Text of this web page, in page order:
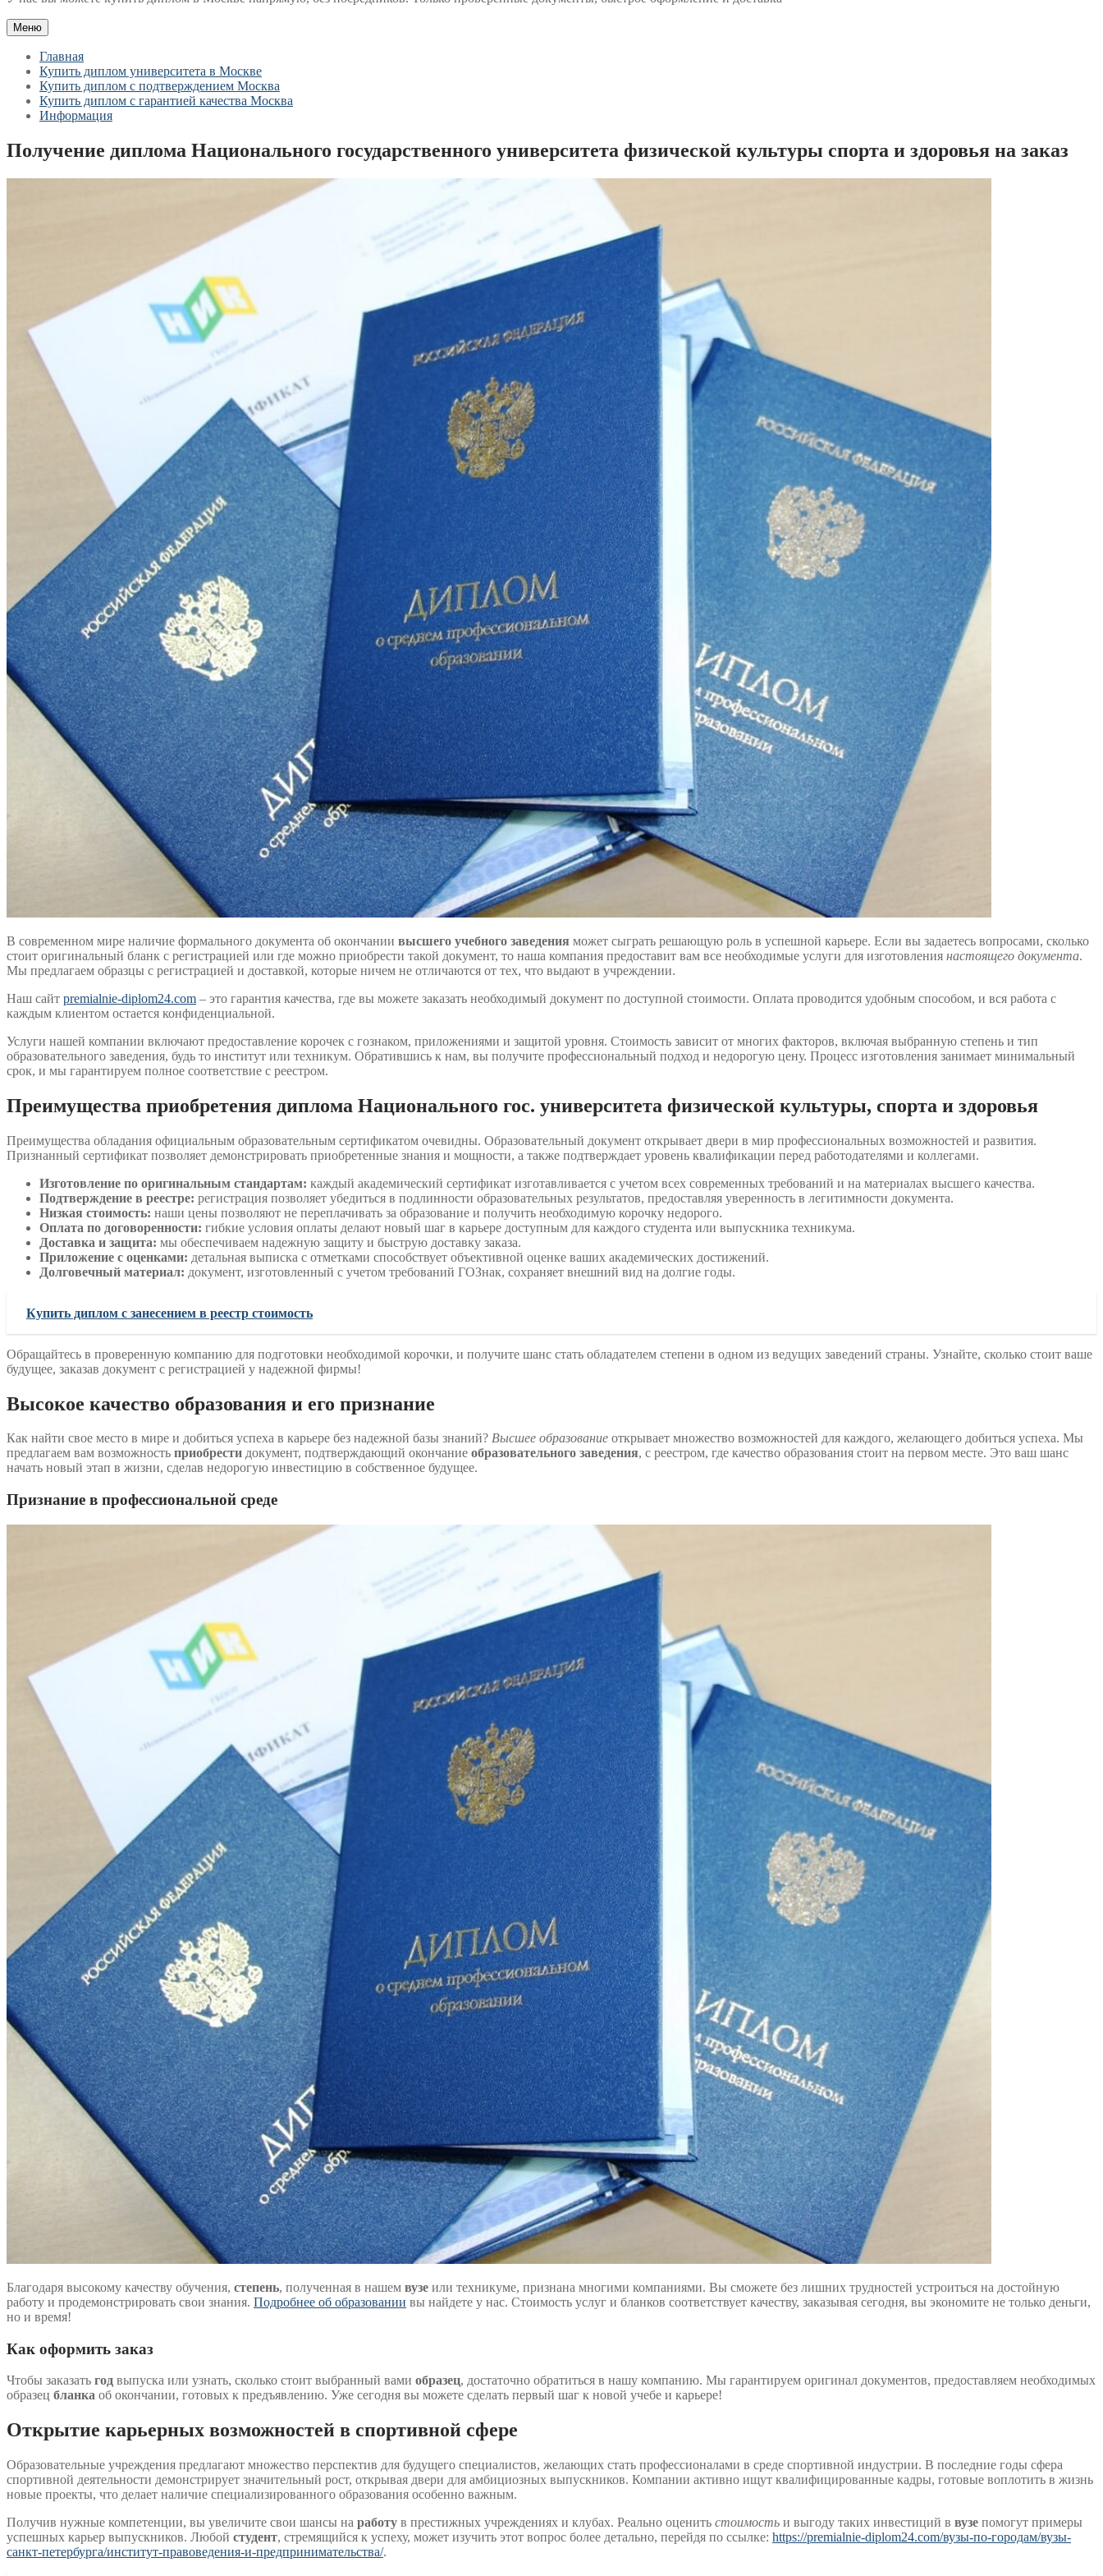
Меню
Главная
Купить диплом университета в Москве
Купить диплом с подтверждением Москва
Купить диплом с гарантией качества Москва
Информация
Получение диплома Национального государственного университета физической культуры спорта и здоровья на заказ
В современном мире наличие формального документа об окончании высшего учебного заведения может сыграть решающую роль в успешной карьере. Если вы задаетесь вопросами, сколько
стоит оригинальный бланк с регистрацией или где можно приобрести такой документ, то наша компания предоставит вам все необходимые услуги для изготовления настоящего документа.
Мы предлагаем образцы с регистрацией и доставкой, которые ничем не отличаются от тех, что выдают в учреждении.
Наш сайт premialnie-diplom24.com – это гарантия качества, где вы можете заказать необходимый документ по доступной стоимости. Оплата проводится удобным способом, и вся работа с
каждым клиентом остается конфиденциальной.
Услуги нашей компании включают предоставление корочек с гознаком, приложениями и защитой уровня. Стоимость зависит от многих факторов, включая выбранную степень и тип
образовательного заведения, будь то институт или техникум. Обратившись к нам, вы получите профессиональный подход и недорогую цену. Процесс изготовления занимает минимальный
срок, и мы гарантируем полное соответствие с реестром.
Преимущества приобретения диплома Национального гос. университета физической культуры, спорта и здоровья
Преимущества обладания официальным образовательным сертификатом очевидны. Образовательный документ открывает двери в мир профессиональных возможностей и развития.
Признанный сертификат позволяет демонстрировать приобретенные знания и мощности, а также подтверждает уровень квалификации перед работодателями и коллегами.
Изготовление по оригинальным стандартам: каждый академический сертификат изготавливается с учетом всех современных требований и на материалах высшего качества.
Подтверждение в реестре: регистрация позволяет убедиться в подлинности образовательных результатов, предоставляя уверенность в легитимности документа.
Низкая стоимость: наши цены позволяют не переплачивать за образование и получить необходимую корочку недорого.
Оплата по договоренности: гибкие условия оплаты делают новый шаг в карьере доступным для каждого студента или выпускника техникума.
Доставка и защита: мы обеспечиваем надежную защиту и быструю доставку заказа.
Приложение с оценками: детальная выписка с отметками способствует объективной оценке ваших академических достижений.
Долговечный материал: документ, изготовленный с учетом требований ГОЗнак, сохраняет внешний вид на долгие годы.
Купить диплом с занесением в реестр стоимость
Обращайтесь в проверенную компанию для подготовки необходимой корочки, и получите шанс стать обладателем степени в одном из ведущих заведений страны. Узнайте, сколько стоит ваше
будущее, заказав документ с регистрацией у надежной фирмы!
Высокое качество образования и его признание
Как найти свое место в мире и добиться успеха в карьере без надежной базы знаний? Высшее образование открывает множество возможностей для каждого, желающего добиться успеха. Мы
предлагаем вам возможность приобрести документ, подтверждающий окончание образовательного заведения, с реестром, где качество образования стоит на первом месте. Это ваш шанс
начать новый этап в жизни, сделав недорогую инвестицию в собственное будущее.
Признание в профессиональной среде
Благодаря высокому качеству обучения, степень, полученная в нашем вузе или техникуме, признана многими компаниями. Вы сможете без лишних трудностей устроиться на достойную
работу и продемонстрировать свои знания. Подробнее об образовании вы найдете у нас. Стоимость услуг и бланков соответствует качеству, заказывая сегодня, вы экономите не только деньги,
но и время!
Как оформить заказ
Чтобы заказать год выпуска или узнать, сколько стоит выбранный вами образец, достаточно обратиться в нашу компанию. Мы гарантируем оригинал документов, предоставляем необходимых
образец бланка об окончании, готовых к предъявлению. Уже сегодня вы можете сделать первый шаг к новой учебе и карьере!
Открытие карьерных возможностей в спортивной сфере
Образовательные учреждения предлагают множество перспектив для будущего специалистов, желающих стать профессионалами в среде спортивной индустрии. В последние годы сфера
спортивной деятельности демонстрирует значительный рост, открывая двери для амбициозных выпускников. Компании активно ищут квалифицированные кадры, готовые воплотить в жизнь
новые проекты, что делает наличие специализированного образования особенно важным.
Получив нужные компетенции, вы увеличите свои шансы на работу в престижных учреждениях и клубах. Реально оценить стоимость и выгоду таких инвестиций в вузе помогут примеры
успешных карьер выпускников. Любой студент, стремящийся к успеху, может изучить этот вопрос более детально, перейдя по ссылке: https://premialnie-diplom24.com/вузы-по-городам/вузы-
санкт-петербурга/институт-правоведения-и-предпринимательства/.